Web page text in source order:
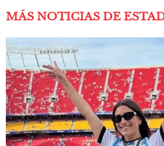
MÁS NOTICIAS DE